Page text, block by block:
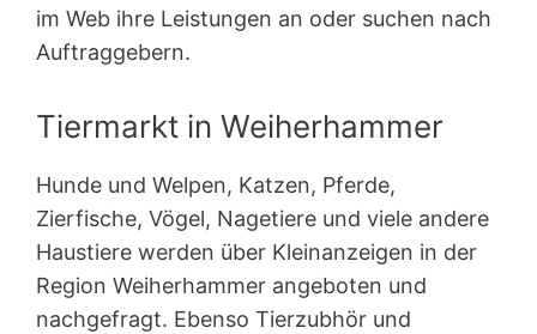
im Web ihre Leistungen an oder suchen nach
Auftraggebern.
Tiermarkt in Weiherhammer
Hunde und Welpen, Katzen, Pferde,
Zierfische, Vögel, Nagetiere und viele andere
Haustiere werden über Kleinanzeigen in der
Region Weiherhammer angeboten und
nachgefragt. Ebenso Tierzubhör und